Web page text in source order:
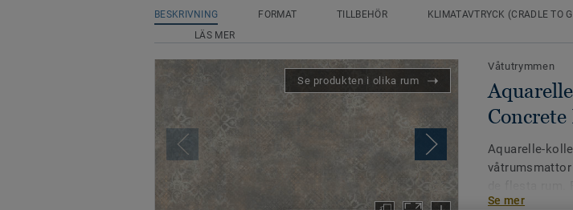
BESKRIVNING FORMAT TILLBEHÖR KLIMATAVTRYCK (CRADLE TO
LÄS MER
Se produkten i olika rum
Våtutrymmen
Aquarelle-
vilket gör det
Se mer